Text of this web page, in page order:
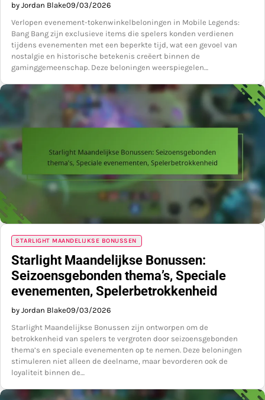
by Jordan Blake09/03/2026
Verlopen evenement-tokenwinkelbeloningen in Mobile Legends:
Bang Bang zijn exclusieve items die spelers konden verdienen
tijdens evenementen met een beperkte tijd, wat een gevoel van
nostalgie en historische betekenis creëert binnen de
gaminggemeenschap. Deze beloningen weerspiegelen…
STARLIGHT MAANDELIJKSE BONUSSEN
Starlight Maandelijkse Bonussen:
Seizoensgebonden thema’s, Speciale
evenementen, Spelerbetrokkenheid
by Jordan Blake09/03/2026
Starlight Maandelijkse Bonussen zijn ontworpen om de
betrokkenheid van spelers te vergroten door seizoensgebonden
thema’s en speciale evenementen op te nemen. Deze beloningen
stimuleren niet alleen de deelname, maar bevorderen ook de
loyaliteit binnen de…